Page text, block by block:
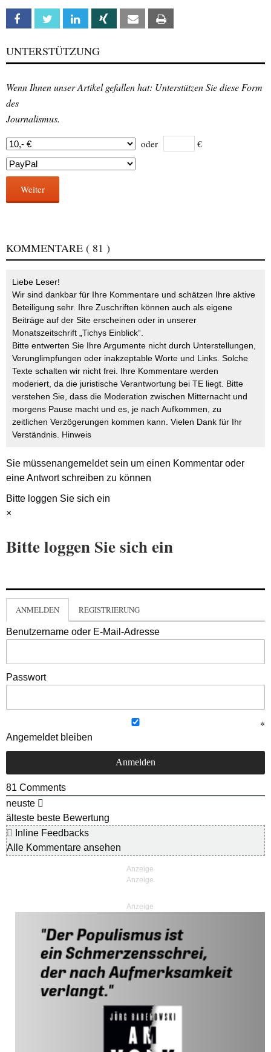
Facebook Twitter Linkedin Xing Email
UNTERSTÜTZUNG
Wenn Ihnen unser Artikel gefallen hat: Unterstützen Sie diese Form
des
Journalismus.
oder €
Weiter
KOMMENTARE ( 81 )
Liebe Leser!
Wir sind dankbar für Ihre Kommentare und schätzen Ihre aktive
Beteiligung sehr. Ihre Zuschriften können auch als eigene
Beiträge auf der Site erscheinen oder in unserer
Monatszeitschrift „Tichys Einblick“.
Bitte entwerten Sie Ihre Argumente nicht durch Unterstellungen,
Verunglimpfungen oder inakzeptable Worte und Links. Solche
Texte schalten wir nicht frei. Ihre Kommentare werden
moderiert, da die juristische Verantwortung bei TE liegt. Bitte
verstehen Sie, dass die Moderation zwischen Mitternacht und
morgens Pause macht und es, je nach Aufkommen, zu
zeitlichen Verzögerungen kommen kann. Vielen Dank für Ihr
Verständnis. Hinweis
Sie müssenangemeldetsein um einen Kommentar oder
eine Antwort schreiben zu können
Bitte loggen Sie sich ein
×
Bitte loggen Sie sich ein
ANMELDEN REGISTRIERUNG
Benutzername oder E-Mail-Adresse
Passwort
Angemeldet bleiben
81 Comments
neuste
älteste beste Bewertung
Inline Feedbacks
Alle Kommentare ansehen
Anzeige